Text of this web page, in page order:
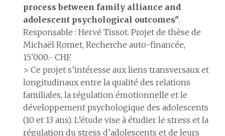
process between family alliance and
adolescent psychological outcomes".
Responsable : Hervé Tissot. Projet de thèse de
Michaël Romet, Recherche auto-financée,
15'000.- CHF.
> Ce projet s’intéresse aux liens transversaux et
longitudinaux entre la qualité des relations
familiales, la régulation émotionnelle et le
développement psychologique des adolescents
(10 et 13 ans). L’étude vise à étudier le stress et la
régulation du stress d’adolescents et de leurs